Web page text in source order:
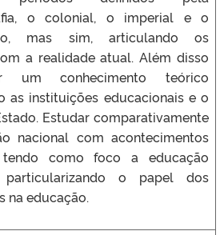
o colonial, o imperial e o
mas sim, articulando os
a realidade atual. Além disso
um conhecimento teórico
as instituições educacionais e o
Estudar comparativamente
nacional com acontecimentos
tendo como foco a educação
particularizando o papel dos
na educação.